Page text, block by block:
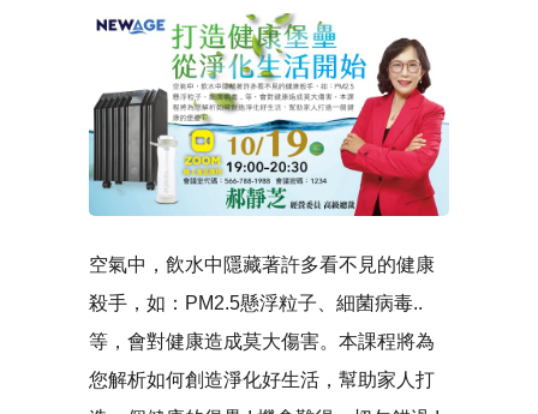
空氣中，飲水中隱藏著許多看不見的健康
殺手，如：PM2.5懸浮粒子、細菌病毒..
等，會對健康造成莫大傷害。本課程將為
您解析如何創造淨化好生活，幫助家人打